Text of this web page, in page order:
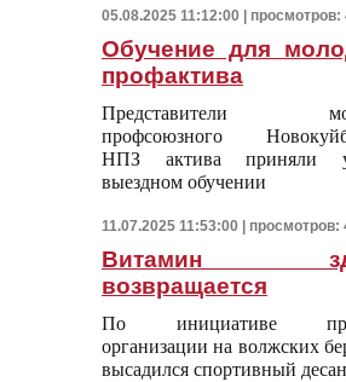
05.08.2025 11:12:00 | просмотров:
Обучение для
профактива
Представители
профсоюзного
НПЗ актива приняли
выездном обучении
11.07.2025 11:53:00 | просмотров:
Витамин
возвращается
По инициативе
организации на волжских
высадился спортивный